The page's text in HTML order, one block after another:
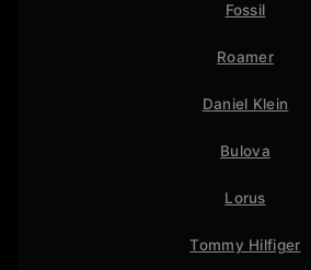
Fossil
Roamer
Daniel Klein
Bulova
Lorus
Tommy Hilfiger